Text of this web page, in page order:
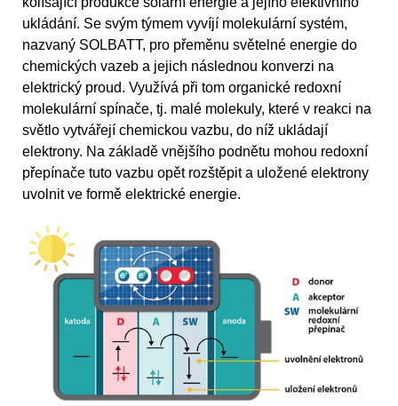
ukládání. Se svým týmem vyvíjí molekulární systém,
nazvaný SOLBATT, pro přeměnu světelné energie do
chemických vazeb a jejich následnou konverzi na
elektrický proud. Využívá při tom organické redoxní
molekulární spínače, tj. malé molekuly, které v reakci na
světlo vytvářejí chemickou vazbu, do níž ukládají
elektrony. Na základě vnějšího podnětu mohou redoxní
přepínače tuto vazbu opět rozštěpit a uložené elektrony
uvolnit ve formě elektrické energie.